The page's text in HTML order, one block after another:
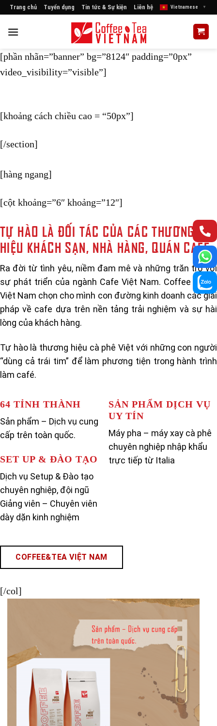
Skip
content
Trang chủ Tuyển dụng Tin tức & Sự kiện Liên hệ Vietnamese ▼
[phần nhãn=”banner” bg=”8124″ padding=”0px”
video_visibility=”visible”]
[khoảng cách chiều cao = “50px”]
[/section]
[hàng ngang]
[cột khoảng=”6″ khoảng=”12″]
TỰ HÀO LÀ ĐỐI TÁC CỦA CÁC THƯƠNG
HIỆU KHÁCH SẠN, NHÀ HÀNG, QUÁN CAFE
Ra đời từ tình yêu, niềm đam mê và những trăn trở với
sự phát triển của ngành Cafe Việt Nam. Coffee & Tea
Việt Nam chọn cho mình con đường kinh doanh các giải
pháp về cafe dựa trên nền tảng trải nghiệm và sự hài
lòng của khách hàng.
Tự hào là thương hiệu cà phê Việt với những con người
“dùng cả trái tim” để làm phương tiện trong hành trình
làm café.
64 TỈNH THÀNH
Sản phẩm – Dịch vụ cung
cấp trên toàn quốc.
SET UP & ĐÀO TẠO
Dịch vụ Setup & Đào tạo
chuyên nghiệp, đội ngũ
Giảng viên – Chuyên viên
dày dặn kinh nghiệm
SẢN PHẨM DỊCH VỤ
UY TÍN
Máy pha – máy xay cà phê
chuyên nghiệp nhập khẩu
trực tiếp từ Italia
COFFEE&TEA VIỆT NAM
[/col]